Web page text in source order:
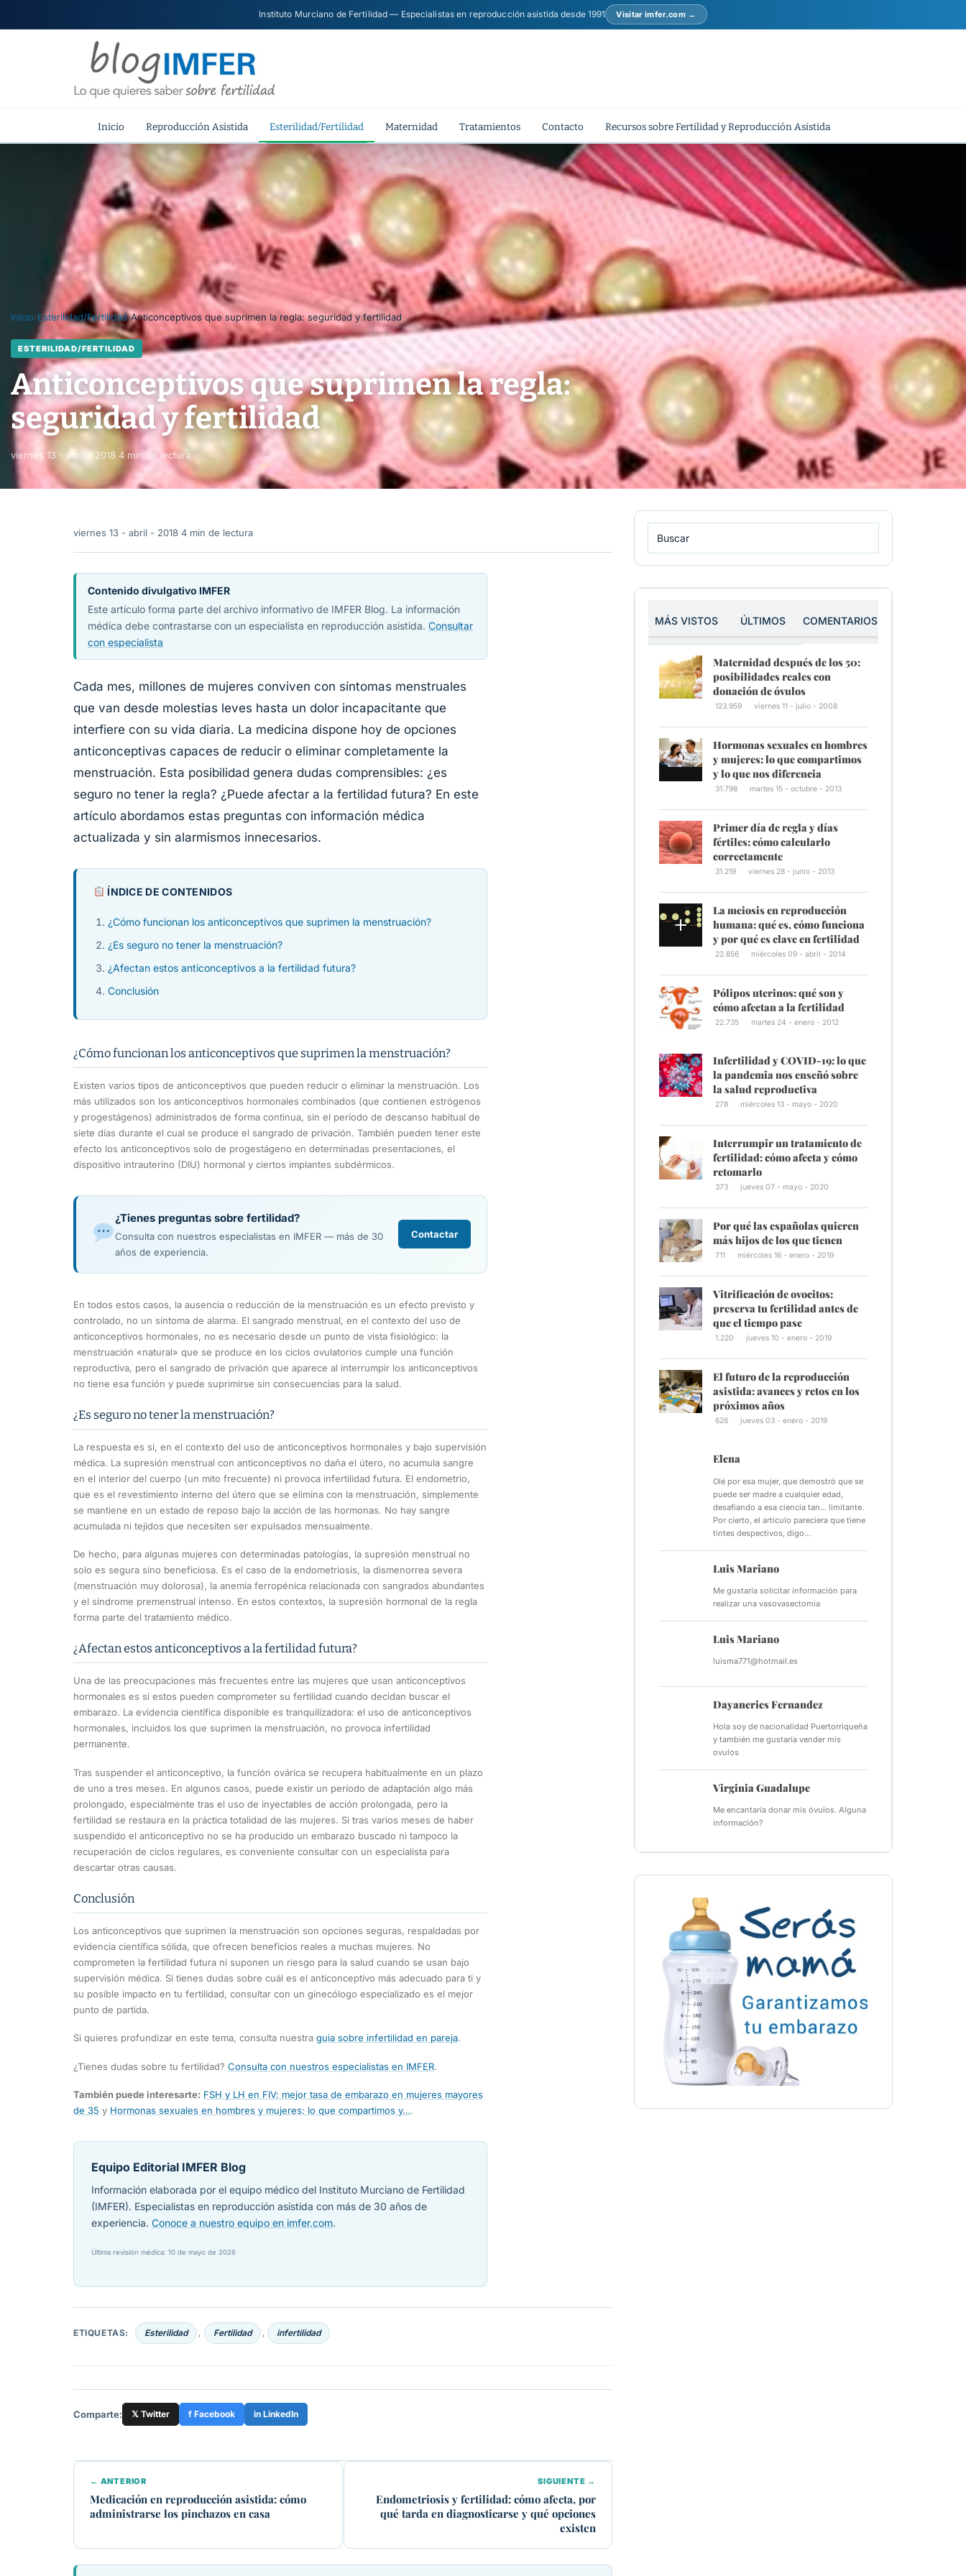
Instituto Murciano de Fertilidad — Especialistas en reproducción asistida desde 1991 Visitar imfer.com →
Inicio Reproducción Asistida Esterilidad/Fertilidad Maternidad Tratamientos Contacto Recursos sobre Fertilidad y Reproducción Asistida
Inicio›Esterilidad/Fertilidad›Anticonceptivos que suprimen la regla: seguridad y fertilidad
ESTERILIDAD/FERTILIDAD
Anticonceptivos que suprimen la regla:
seguridad y fertilidad
viernes 13 - abril - 2018·4 min de lectura
viernes 13 - abril - 2018·4 min de lectura
Contenido divulgativo IMFER
Este artículo forma parte del archivo informativo de IMFER Blog. La información
médica debe contrastarse con un especialista en reproducción asistida. Consultar
con especialista
Cada mes, millones de mujeres conviven con síntomas menstruales
que van desde molestias leves hasta un dolor incapacitante que
interfiere con su vida diaria. La medicina dispone hoy de opciones
anticonceptivas capaces de reducir o eliminar completamente la
menstruación. Esta posibilidad genera dudas comprensibles: ¿es
seguro no tener la regla? ¿Puede afectar a la fertilidad futura? En este
artículo abordamos estas preguntas con información médica
actualizada y sin alarmismos innecesarios.
ÍNDICE DE CONTENIDOS
¿Cómo funcionan los anticonceptivos que suprimen la menstruación?
¿Es seguro no tener la menstruación?
¿Afectan estos anticonceptivos a la fertilidad futura?
Conclusión
¿Cómo funcionan los anticonceptivos que suprimen la menstruación?
Existen varios tipos de anticonceptivos que pueden reducir o eliminar la menstruación. Los
más utilizados son los anticonceptivos hormonales combinados (que contienen estrógenos
y progestágenos) administrados de forma continua, sin el período de descanso habitual de
siete días durante el cual se produce el sangrado de privación. También pueden tener este
efecto los anticonceptivos solo de progestágeno en determinadas presentaciones, el
dispositivo intrauterino (DIU) hormonal y ciertos implantes subdérmicos.
¿Tienes preguntas sobre fertilidad?
Consulta con nuestros especialistas en IMFER — más de 30
años de experiencia.
Contactar
En todos estos casos, la ausencia o reducción de la menstruación es un efecto previsto y
controlado, no un síntoma de alarma. El sangrado menstrual, en el contexto del uso de
anticonceptivos hormonales, no es necesario desde un punto de vista fisiológico: la
menstruación «natural» que se produce en los ciclos ovulatorios cumple una función
reproductiva, pero el sangrado de privación que aparece al interrumpir los anticonceptivos
no tiene esa función y puede suprimirse sin consecuencias para la salud.
¿Es seguro no tener la menstruación?
La respuesta es sí, en el contexto del uso de anticonceptivos hormonales y bajo supervisión
médica. La supresión menstrual con anticonceptivos no daña el útero, no acumula sangre
en el interior del cuerpo (un mito frecuente) ni provoca infertilidad futura. El endometrio,
que es el revestimiento interno del útero que se elimina con la menstruación, simplemente
se mantiene en un estado de reposo bajo la acción de las hormonas. No hay sangre
acumulada ni tejidos que necesiten ser expulsados mensualmente.
De hecho, para algunas mujeres con determinadas patologías, la supresión menstrual no
solo es segura sino beneficiosa. Es el caso de la endometriosis, la dismenorrea severa
(menstruación muy dolorosa), la anemia ferropénica relacionada con sangrados abundantes
y el síndrome premenstrual intenso. En estos contextos, la supresión hormonal de la regla
forma parte del tratamiento médico.
¿Afectan estos anticonceptivos a la fertilidad futura?
Una de las preocupaciones más frecuentes entre las mujeres que usan anticonceptivos
hormonales es si estos pueden comprometer su fertilidad cuando decidan buscar el
embarazo. La evidencia científica disponible es tranquilizadora: el uso de anticonceptivos
hormonales, incluidos los que suprimen la menstruación, no provoca infertilidad
permanente.
Tras suspender el anticonceptivo, la función ovárica se recupera habitualmente en un plazo
de uno a tres meses. En algunos casos, puede existir un período de adaptación algo más
prolongado, especialmente tras el uso de inyectables de acción prolongada, pero la
fertilidad se restaura en la práctica totalidad de las mujeres. Si tras varios meses de haber
suspendido el anticonceptivo no se ha producido un embarazo buscado ni tampoco la
recuperación de ciclos regulares, es conveniente consultar con un especialista para
descartar otras causas.
Conclusión
Los anticonceptivos que suprimen la menstruación son opciones seguras, respaldadas por
evidencia científica sólida, que ofrecen beneficios reales a muchas mujeres. No
comprometen la fertilidad futura ni suponen un riesgo para la salud cuando se usan bajo
supervisión médica. Si tienes dudas sobre cuál es el anticonceptivo más adecuado para ti y
su posible impacto en tu fertilidad, consultar con un ginecólogo especializado es el mejor
punto de partida.
Si quieres profundizar en este tema, consulta nuestra guia sobre infertilidad en pareja.
¿Tienes dudas sobre tu fertilidad? Consulta con nuestros especialistas en IMFER.
También puede interesarte: FSH y LH en FIV: mejor tasa de embarazo en mujeres mayores
de 35 y Hormonas sexuales en hombres y mujeres: lo que compartimos y….
Equipo Editorial IMFER Blog
Información elaborada por el equipo médico del Instituto Murciano de Fertilidad
(IMFER). Especialistas en reproducción asistida con más de 30 años de
experiencia. Conoce a nuestro equipo en imfer.com.
Última revisión médica: 10 de mayo de 2026
ETIQUETAS: Esterilidad , Fertilidad , infertilidad
Comparte: 𝕏 Twitter f Facebook in LinkedIn
← ANTERIOR
Medicación en reproducción asistida: cómo
administrarse los pinchazos en casa
SIGUIENTE →
Endometriosis y fertilidad: cómo afecta, por
qué tarda en diagnosticarse y qué opciones
existen
MÁS VISTOS ÚLTIMOS COMENTARIOS
Maternidad después de los 50:
posibilidades reales con
donación de óvulos
123.959 viernes 11 - julio - 2008
Hormonas sexuales en hombres
y mujeres: lo que compartimos
y lo que nos diferencia
31.798 martes 15 - octubre - 2013
Primer día de regla y días
fértiles: cómo calcularlo
correctamente
31.219 viernes 28 - junio - 2013
La meiosis en reproducción
humana: qué es, cómo funciona
y por qué es clave en fertilidad
22.856 miércoles 09 - abril - 2014
Pólipos uterinos: qué son y
cómo afectan a la fertilidad
22.735 martes 24 - enero - 2012
Infertilidad y COVID-19: lo que
la pandemia nos enseñó sobre
la salud reproductiva
278 miércoles 13 - mayo - 2020
Interrumpir un tratamiento de
fertilidad: cómo afecta y cómo
retomarlo
373 jueves 07 - mayo - 2020
Por qué las españolas quieren
más hijos de los que tienen
711 miércoles 16 - enero - 2019
Vitrificación de ovocitos:
preserva tu fertilidad antes de
que el tiempo pase
1.220 jueves 10 - enero - 2019
El futuro de la reproducción
asistida: avances y retos en los
próximos años
626 jueves 03 - enero - 2019
Elena
Olé por esa mujer, que demostró que se
puede ser madre a cualquier edad,
desafiando a esa ciencia tan... limitante.
Por cierto, el artículo pareciera que tiene
tintes despectivos, digo…
Luis Mariano
Me gustaría solicitar información para
realizar una vasovasectomia
Luis Mariano
luisma771@hotmail.es
Dayaneries Fernandez
Hola soy de nacionalidad Puertorriqueña
y también me gustaría vender mis
ovulos
Virginia Guadalupe
Me encantaría donar mis óvulos. Alguna
información?